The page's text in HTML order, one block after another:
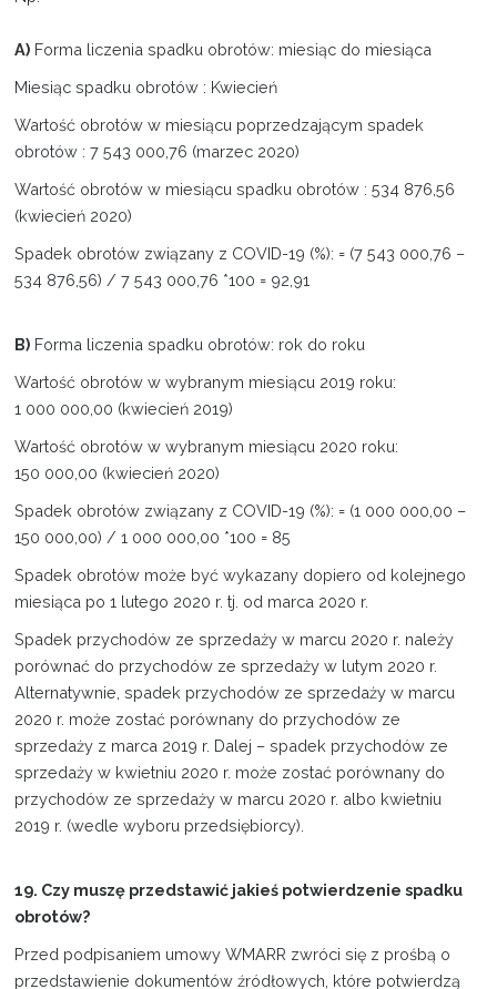
A) Forma liczenia spadku obrotów: miesiąc do miesiąca
Miesiąc spadku obrotów : Kwiecień
Wartość obrotów w miesiącu poprzedzającym spadek
obrotów : 7 543 000,76 (marzec 2020)
Wartość obrotów w miesiącu spadku obrotów : 534 876,56
(kwiecień 2020)
Spadek obrotów związany z COVID-19 (%): = (7 543 000,76 –
534 876,56) / 7 543 000,76 *100 = 92,91
B) Forma liczenia spadku obrotów: rok do roku
Wartość obrotów w wybranym miesiącu 2019 roku:
1 000 000,00 (kwiecień 2019)
Wartość obrotów w wybranym miesiącu 2020 roku:
150 000,00 (kwiecień 2020)
Spadek obrotów związany z COVID-19 (%): = (1 000 000,00 –
150 000,00) / 1 000 000,00 *100 = 85
Spadek obrotów może być wykazany dopiero od kolejnego
miesiąca po 1 lutego 2020 r. tj. od marca 2020 r.
Spadek przychodów ze sprzedaży w marcu 2020 r. należy
porównać do przychodów ze sprzedaży w lutym 2020 r.
Alternatywnie, spadek przychodów ze sprzedaży w marcu
2020 r. może zostać porównany do przychodów ze
sprzedaży z marca 2019 r. Dalej – spadek przychodów ze
sprzedaży w kwietniu 2020 r. może zostać porównany do
przychodów ze sprzedaży w marcu 2020 r. albo kwietniu
2019 r. (wedle wyboru przedsiębiorcy).
19. Czy muszę przedstawić jakieś potwierdzenie spadku
obrotów?
Przed podpisaniem umowy WMARR zwróci się z prośbą o
przedstawienie dokumentów źródłowych, które potwierdzą